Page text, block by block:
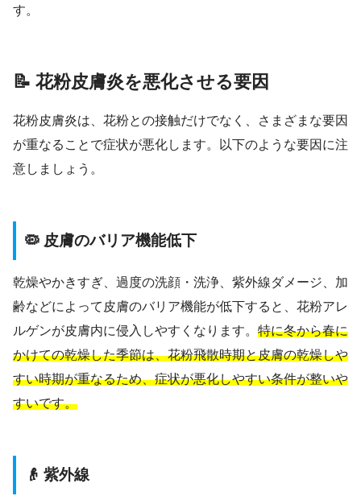
す。
📝 花粉皮膚炎を悪化させる要因
花粉皮膚炎は、花粉との接触だけでなく、さまざまな要因
が重なることで症状が悪化します。以下のような要因に注
意しましょう。
🦠 皮膚のバリア機能低下
乾燥やかきすぎ、過度の洗顔・洗浄、紫外線ダメージ、加
齢などによって皮膚のバリア機能が低下すると、花粉アレ
ルゲンが皮膚内に侵入しやすくなります。 特に冬から春に
かけての乾燥した季節は、花粉飛散時期と皮膚の乾燥しや
すい時期が重なるため、症状が悪化しやすい条件が整いや
すいです。
👴 紫外線